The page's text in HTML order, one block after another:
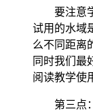
要注意
试用的水域
么不同距离
同时我们最
阅读教学使
第三点：